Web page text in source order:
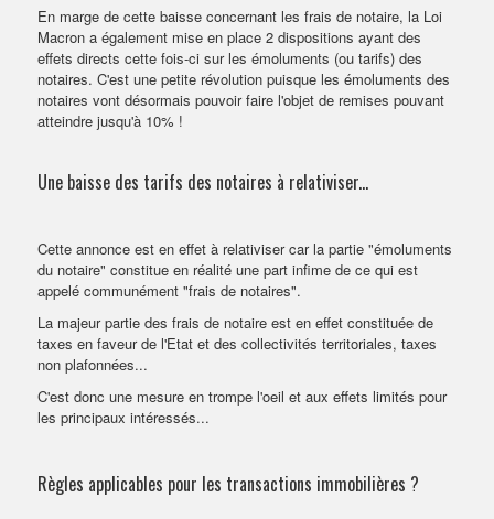
En marge de cette baisse concernant les frais de notaire, la Loi
Macron a également mise en place 2 dispositions ayant des
effets directs cette fois-ci sur les émoluments (ou tarifs) des
notaires. C'est une petite révolution puisque les émoluments des
notaires vont désormais pouvoir faire l'objet de remises pouvant
atteindre jusqu'à 10% !
Une baisse des tarifs des notaires à relativiser...
Cette annonce est en effet à relativiser car la partie "émoluments
du notaire" constitue en réalité une part infime de ce qui est
appelé communément "frais de notaires".
La majeur partie des frais de notaire est en effet constituée de
taxes en faveur de l'Etat et des collectivités territoriales, taxes
non plafonnées...
C'est donc une mesure en trompe l'oeil et aux effets limités pour
les principaux intéressés...
Règles applicables pour les transactions immobilières ?